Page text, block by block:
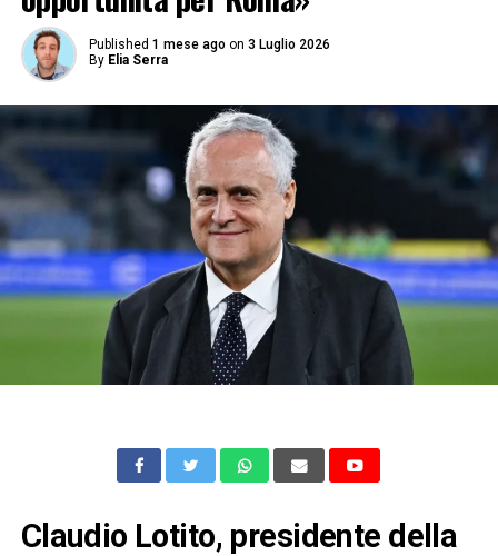
Published 1 mese ago on 3 Luglio 2026
By Elia Serra
Claudio Lotito, presidente della